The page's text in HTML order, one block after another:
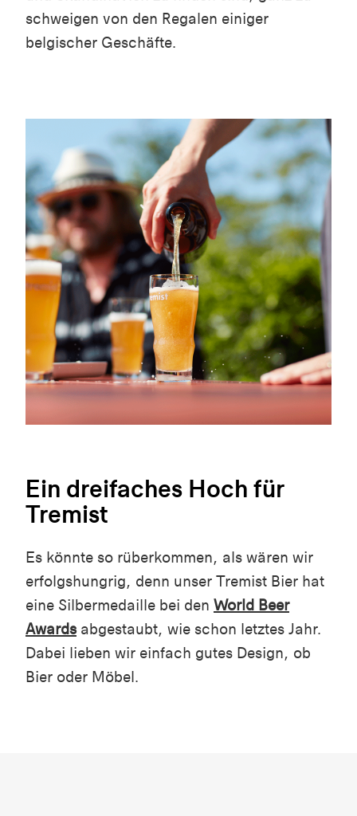
schweigen von den Regalen einiger
belgischer Geschäfte.
Ein dreifaches Hoch für
Tremist
Es könnte so rüberkommen, als wären wir
erfolgshungrig, denn unser Tremist Bier hat
eine Silbermedaille bei den World Beer
Awardsabgestaubt, wie schon letztes Jahr.
Dabei lieben wir einfach gutes Design, ob
Bier oder Möbel.